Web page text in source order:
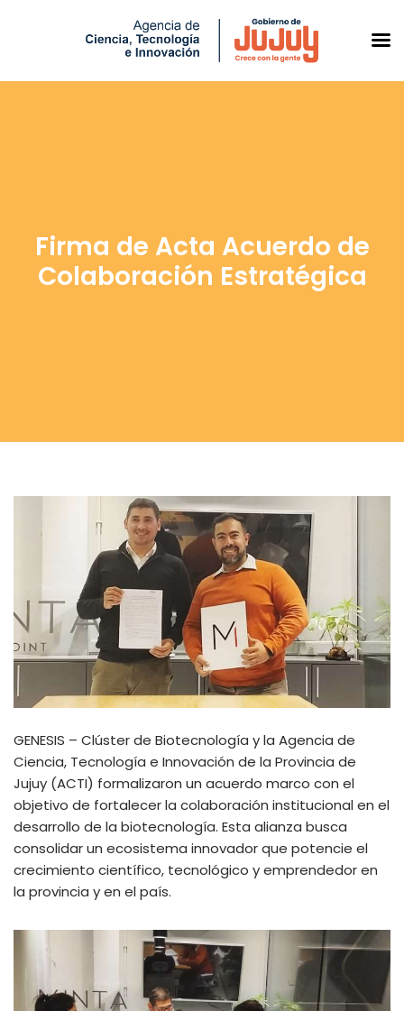
Firma de Acta Acuerdo de
Colaboración Estratégica
GENESIS – Clúster de Biotecnología y la Agencia de
Ciencia, Tecnología e Innovación de la Provincia de
Jujuy (ACTI) formalizaron un acuerdo marco con el
objetivo de fortalecer la colaboración institucional en el
desarrollo de la biotecnología. Esta alianza busca
consolidar un ecosistema innovador que potencie el
crecimiento científico, tecnológico y emprendedor en
la provincia y en el país.